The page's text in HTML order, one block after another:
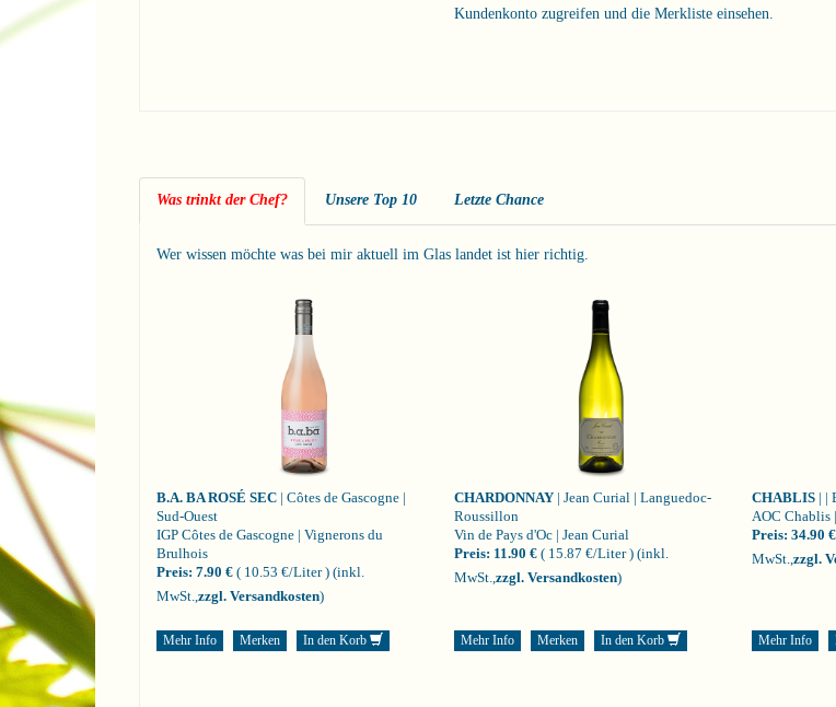
Kundenkonto zugreifen und die Merkliste einsehen.
Was trinkt der Chef? Unsere Top 10 Letzte Chance
Wer wissen möchte was bei mir aktuell im Glas landet ist hier richtig.
B.A. BA ROSÉ SEC | Côtes de Gascogne |
Sud-Ouest
IGP Côtes de Gascogne | Vignerons du
Brulhois
Preis: 7.90 € ( 10.53 €/Liter ) (inkl.
MwSt., zzgl. Versandkosten)
Mehr Info Merken In den Korb
CHARDONNAY | Jean Curial | Languedoc-
Roussillon
Vin de Pays d'Oc | Jean Curial
Preis: 11.90 € ( 15.87 €/Liter ) (inkl.
MwSt., zzgl. Versandkosten)
Mehr Info Merken In den Korb
CHABLIS | |
AOC Chablis
Preis: 34.90 €
MwSt., zzgl.
Mehr Info